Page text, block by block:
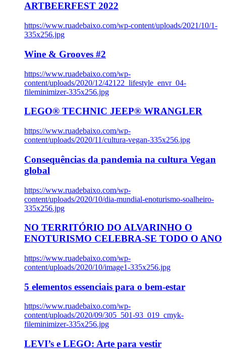
ARTBEERFEST 2022
https://www.ruadebaixo.com/wp-content/uploads/2021/10/1-
335x256.jpg
Wine & Grooves #2
https://www.ruadebaixo.com/wp-
content/uploads/2020/12/42122_lifestyle_envr_04-
fileminimizer-335x256.jpg
LEGO® TECHNIC JEEP® WRANGLER
https://www.ruadebaixo.com/wp-
content/uploads/2020/11/cultura-vegan-335x256.jpg
Consequências da pandemia na cultura Vegan
global
https://www.ruadebaixo.com/wp-
content/uploads/2020/10/dia-mundial-enoturismo-soalheiro-
335x256.jpg
NO TERRITÓRIO DO ALVARINHO O
ENOTURISMO CELEBRA-SE TODO O ANO
https://www.ruadebaixo.com/wp-
content/uploads/2020/10/image1-335x256.jpg
5 elementos essenciais para o bem-estar
https://www.ruadebaixo.com/wp-
content/uploads/2020/09/305_501-93_019_cmyk-
fileminimizer-335x256.jpg
LEVI’s e LEGO: Arte para vestir